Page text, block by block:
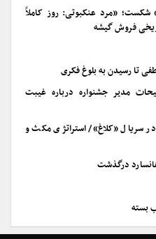
شکست؛ «مرد عنکبوتی: روز کاملاً
فروش گیشه
تا رسیدن به بلوغ فکری
ونیز ۲۰۲۶؛ توضیحات مدیر جشنواره درباره غیبت
سریال «کلاغ»/ استراتژی مکث و
درگذشت
بسته